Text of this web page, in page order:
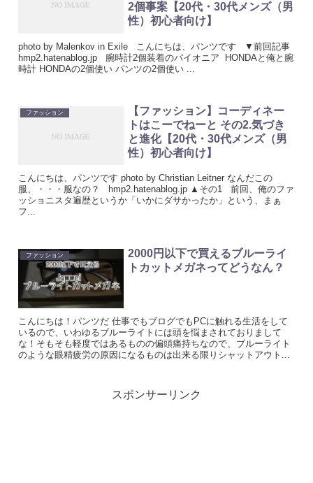
2個事案【20代・30代メンズ（男
性）初心者向け】
photo by Malenkov in Exile こんにちは、パンツです ▼前回記事
hmp2.hatenablog.jp 腕時計2個装着のパイオニア HONDAと俺と腕
時計 HONDAの2個使い パンツの2個使い ...
ファッション
【ファッション】コーディネー
トはこーでねーと その2.気づき
と進化【20代・30代メンズ（男
性）初心者向け】
こんにちは、パンツです photo by Christian Leitner なんだこの
服、・・・服なの？ hmp2.hatenablog.jp ▲その1 前回、俺のファ
ッショニスタ遍歴というか「いかにダサかったか」という、まぁ
フ...
ファッション
2000円以下で買えるブルーライ
トカットメガネってどうなん？
こんにちは！パンツだ 仕事でもブログでもPCに触れる生活をして
いるので、いわゆるブルーライトには頭を悩まされておりまして
な！そもそも軽度ではあるものの偏頭痛持ちなので、ブルーライト
のような眼精疲労の原因になるものは出来る限りシャットアウト...
スポンサーリンク